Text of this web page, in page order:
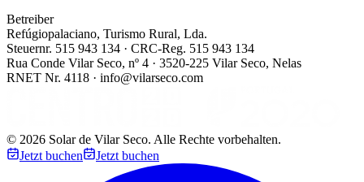
Betreiber
Refúgiopalaciano, Turismo Rural, Lda.
Steuernr. 515 943 134 · CRC-Reg. 515 943 134
Rua Conde Vilar Seco, nº 4 · 3520-225 Vilar Seco, Nelas
RNET Nr. 4118 · info@vilarseco.com
© 2026 Solar de Vilar Seco. Alle Rechte vorbehalten.
Jetzt buchen
Jetzt buchen